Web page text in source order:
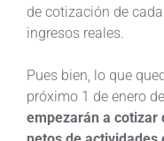
de cotización de
ingresos reales.
Pues bien, lo que
próximo 1 de enero
empezarán a cotizar